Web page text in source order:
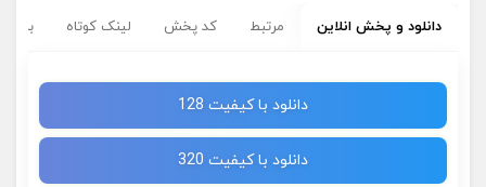
دانلود و پخش انلاین مرتبط کد پخش لینک کوتاه
دانلود با کیفیت 128
دانلود با کیفیت 320